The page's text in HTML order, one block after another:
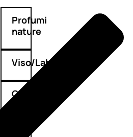
Profumi
nature
Viso/Labbra/Occhi
Corpo